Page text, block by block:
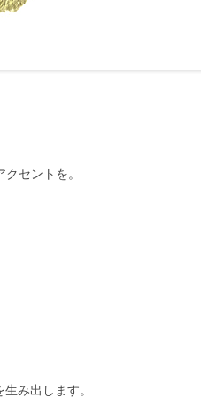
セントを。
み出します。